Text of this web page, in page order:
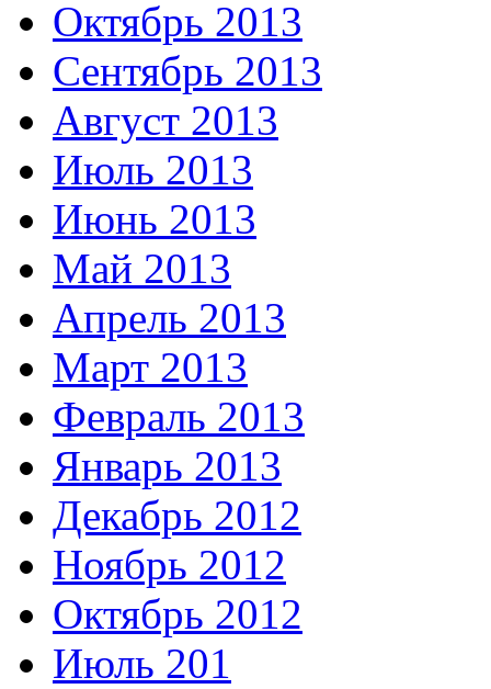
Октябрь 2013
Сентябрь 2013
Август 2013
Июль 2013
Июнь 2013
Май 2013
Апрель 2013
Март 2013
Февраль 2013
Январь 2013
Декабрь 2012
Ноябрь 2012
Октябрь 2012
Июль 201